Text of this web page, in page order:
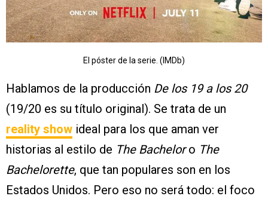
El póster de la serie. (IMDb)
Hablamos de la producción De los 19 a los 20
(19/20 es su título original). Se trata de un
reality show ideal para los que aman ver
historias al estilo de The Bacheloro The
Bachelorette, que tan populares son en los
Estados Unidos. Pero eso no será todo: el foco